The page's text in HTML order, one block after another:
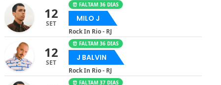
12
SET
⏰ FALTAM 36 DIAS
MILO J
Rock In Rio - RJ
12
SET
⏰ FALTAM 36 DIAS
J BALVIN
Rock In Rio - RJ
⏰ FALTAM 37 DIAS